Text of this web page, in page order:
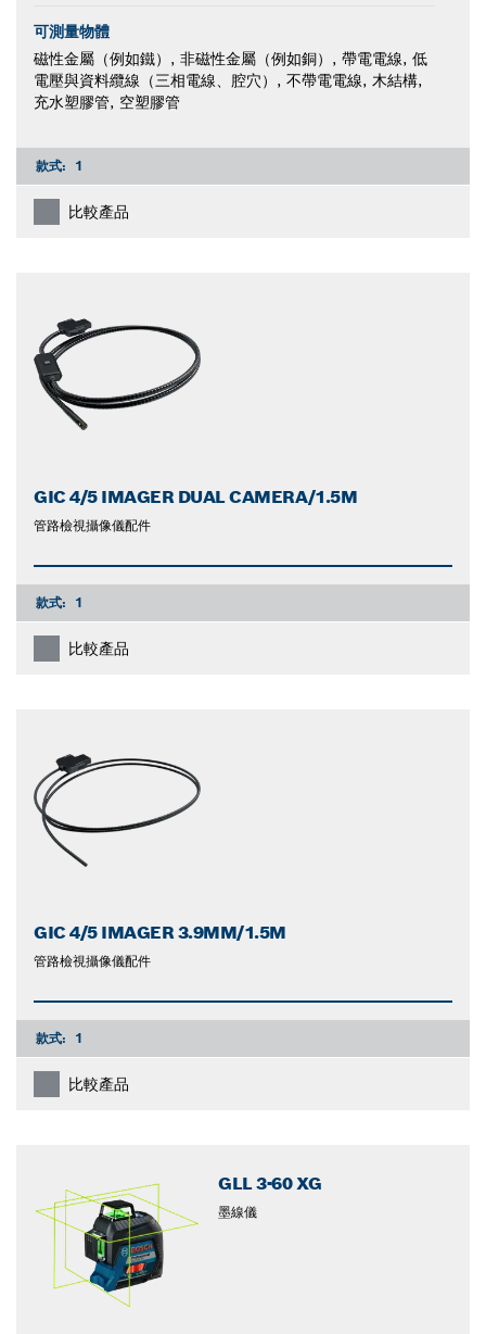
可測量物體
磁性金屬（例如鐵）, 非磁性金屬（例如銅）, 帶電電線, 低
電壓與資料纜線（三相電線、腔穴）, 不帶電電線, 木結構,
充水塑膠管, 空塑膠管
款式: 1
比較產品
GIC 4/5 IMAGER DUAL CAMERA/1.5M
管路檢視攝像儀配件
款式: 1
比較產品
GIC 4/5 IMAGER 3.9MM/1.5M
管路檢視攝像儀配件
款式: 1
比較產品
GLL 3-60 XG
墨線儀